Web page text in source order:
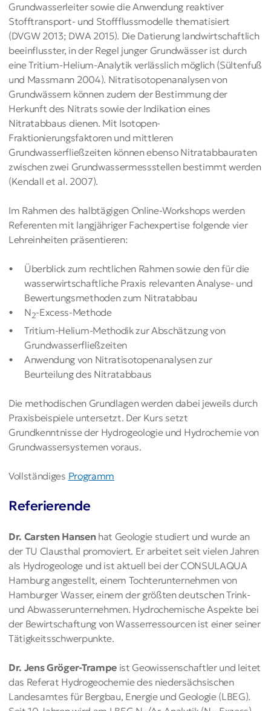
Grundwasserleiter sowie die Anwendung reaktiver
Stofftransport- und Stoffflussmodelle thematisiert
(DVGW 2013; DWA 2015). Die Datierung landwirtschaftlich
beeinflusster, in der Regel junger Grundwässer ist durch
eine Tritium-Helium-Analytik verlässlich möglich (Sültenfuß
und Massmann 2004). Nitratisotopenanalysen von
Grundwässern können zudem der Bestimmung der
Herkunft des Nitrats sowie der Indikation eines
Nitratabbaus dienen. Mit Isotopen-
Fraktionierungsfaktoren und mittleren
Grundwasserfließzeiten können ebenso Nitratabbauraten
zwischen zwei Grundwassermessstellen bestimmt werden
(Kendall et al. 2007).
Im Rahmen des halbtägigen Online-Workshops werden
Referenten mit langjähriger Fachexpertise folgende vier
Lehreinheiten präsentieren:
Überblick zum rechtlichen Rahmen sowie den für die
wasserwirtschaftliche Praxis relevanten Analyse- und
Bewertungsmethoden zum Nitratabbau
N2-Excess-Methode
Tritium-Helium-Methodik zur Abschätzung von
Grundwasserfließzeiten
Anwendung von Nitratisotopenanalysen zur
Beurteilung des Nitratabbaus
Die methodischen Grundlagen werden dabei jeweils durch
Praxis­beispiele untersetzt. Der Kurs setzt
Grundkenntnisse der Hydrogeologie und Hydrochemie von
Grundwassersystemen voraus.
Vollständiges Programm
Referierende
Dr. Carsten Hansenhat Geologie studiert und wurde an
der TU Clausthal promoviert. Er arbeitet seit vielen Jahren
als Hydrogeologe und ist aktuell bei der CONSULAQUA
Hamburg angestellt, einem Tochterunternehmen von
Hamburger Wasser, einem der größten deutschen Trink-
und Abwasserunternehmen. Hydrochemische Aspekte bei
der Bewirtschaftung von Wasserressourcen ist einer seiner
Tätigkeitsschwerpunkte.
Dr. Jens Gröger-Trampeist Geowissenschaftler und leitet
das Referat Hydrogeochemie des niedersächsischen
Landesamtes für Bergbau, Energie und Geologie (LBEG).